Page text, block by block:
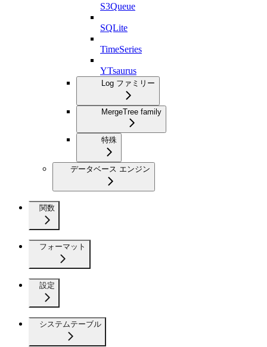
S3Queue
SQLite
TimeSeries
YTsaurus
Log ファミリー
MergeTree family
特殊
データベース エンジン
関数
フォーマット
設定
システムテーブル